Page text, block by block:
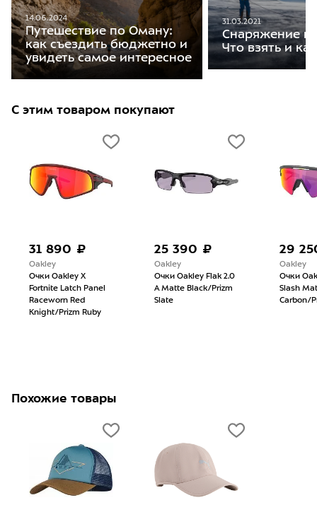
14.06.2024
Путешествие по Оману:
как съездить бюджетно и
увидеть самое интересное
31.03.2021
Снаряжение
Что взять и
С этим товаром покупают
31 890 ₽
Oakley
Очки Oakley X
Fortnite Latch Panel
Raceworn Red
Knight/Prizm Ruby
25 390 ₽
Oakley
Очки Oakley Flak 2.0
A Matte Black/Prizm
Slate
29
Oakley
Очки
Slash
Carbon/
Похожие товары